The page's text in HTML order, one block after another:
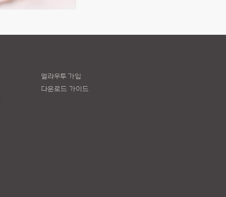
얼라우투 가입
다운로드 가이드